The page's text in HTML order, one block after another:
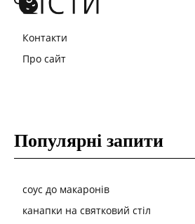
Контакти
Про сайт
Популярні запити
соус до макаронів
канапки на святковий стіл